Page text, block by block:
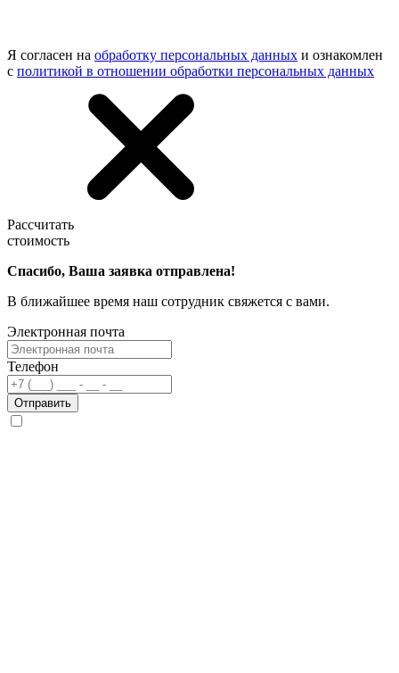
Я согласен на обработку персональных данных и ознакомлен
с политикой в отношении обработки персональных данных
Рассчитать
стоимость
Спасибо, Ваша заявка отправлена!
В ближайшее время наш сотрудник свяжется с вами.
Электронная почта
Телефон
Отправить